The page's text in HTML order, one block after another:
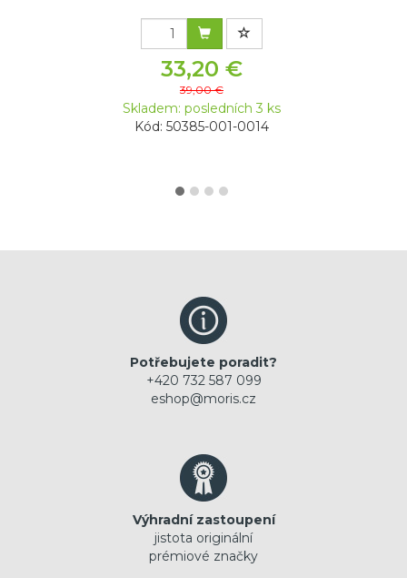
33,20 €
39,00 €
Skladem: posledních 3 ks
Kód: 50385-001-0014
Potřebujete poradit?
+420 732 587 099
eshop@moris.cz
Výhradní zastoupení
jistota originální
prémiové značky